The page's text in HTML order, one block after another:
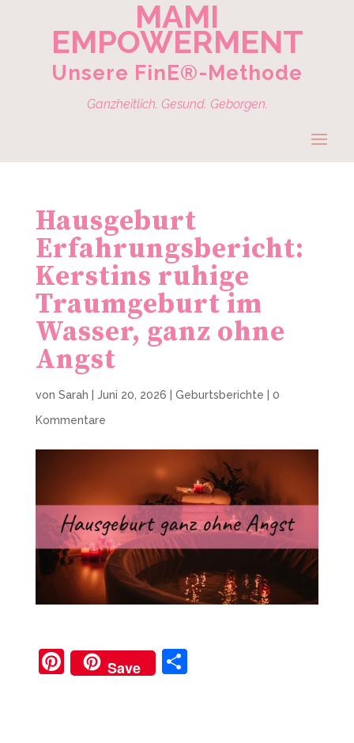
MAMI
EMPOWERMENT
Unsere FinE®-Methode
Ganzheitlich. Gesund. Geborgen.
Hausgeburt
Erfahrungsbericht:
Kerstins ruhige
Traumgeburt im
Wasser, ganz ohne
Angst
von Sarah Juni 20, 2026 Geburtsberichte
0
Kommentare
Pi
Save
T